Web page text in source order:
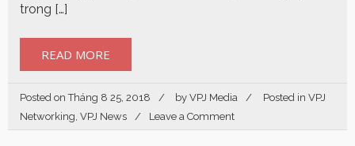
trong […]
READ MORE
Posted onTháng 8 25, 2018 by VPJ Media Posted in VPJ
Networking VPJ News Leave a Comment